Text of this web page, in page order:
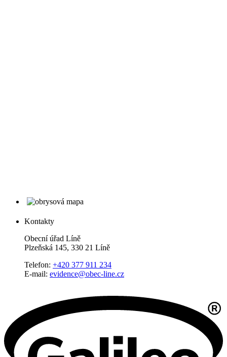
Kontakty
Obecní úřad Líně
Plzeňská 145, 330 21 Líně
Telefon: +420 377 911 234
E-mail: evidence@obec-line.cz